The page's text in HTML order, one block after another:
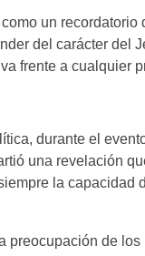
un recordatorio
del carácter del
frente a cualquier
durante el
una revelación
la capacidad
de